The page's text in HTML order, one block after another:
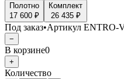
Полотно
17 600 ₽
Комплект
26 435 ₽
Под заказ•Артикул ENTRO-
−
В корзине0
+
Количество